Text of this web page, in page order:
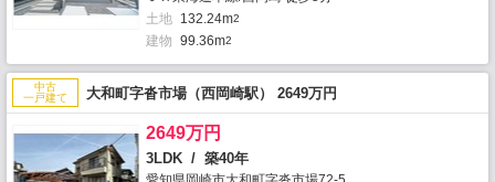
土地 132.24m2
建物 99.36m2
中古
一戸建て
大和町字沓市場（西岡崎駅） 2649万円
2649万円
3LDK / 築40年